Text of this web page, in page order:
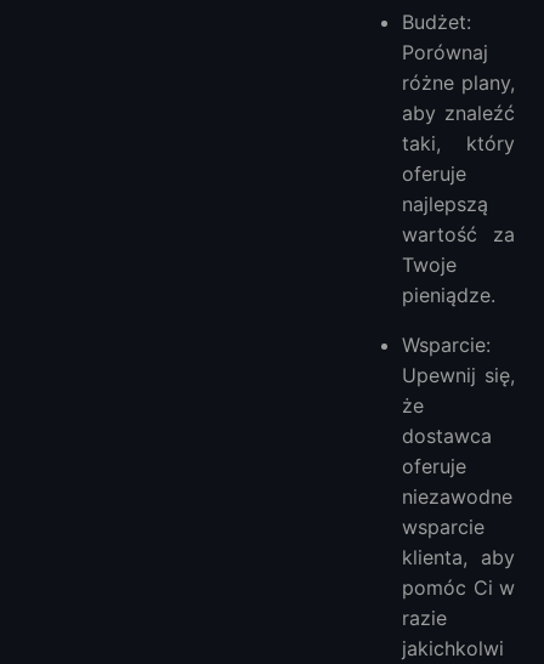
Budżet:
Porównaj
różne plany,
aby znaleźć
taki, który
oferuje
najlepszą
wartość za
Twoje
pieniądze.
Wsparcie:
Upewnij się,
że
dostawca
oferuje
niezawodne
wsparcie
klienta, aby
pomóc Ci w
razie
jakichkolwi